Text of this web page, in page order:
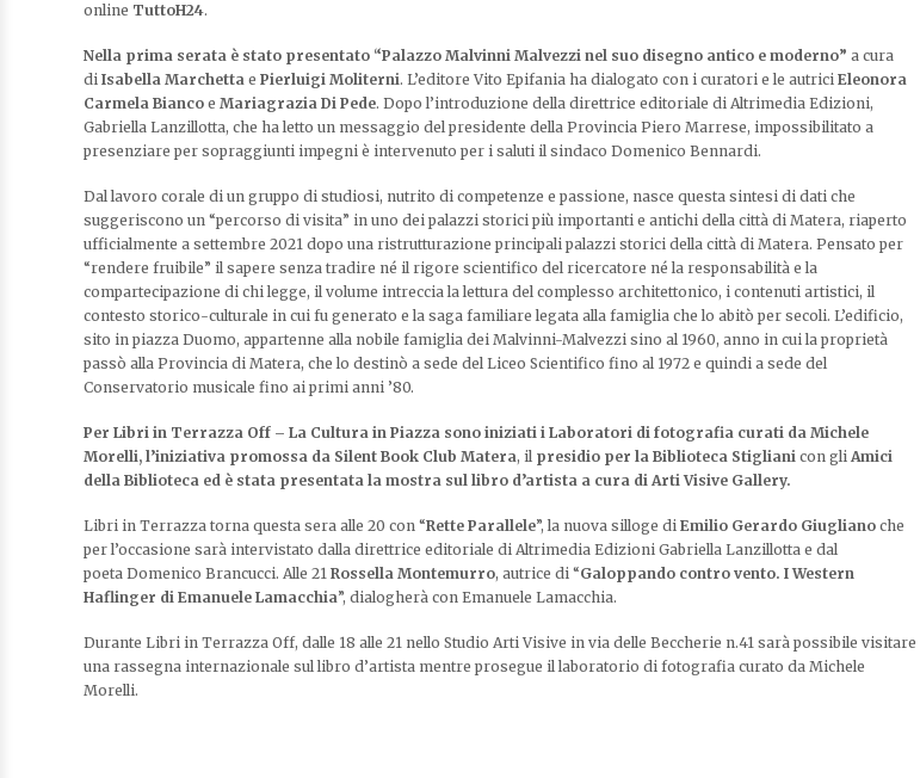
online TuttoH24.
Nella prima serata è stato presentato “Palazzo Malvinni Malvezzi nel suo disegno antico e moderno” a cura
di Isabella Marchetta e Pierluigi Moliterni. L’editore Vito Epifania ha dialogato con i curatori e le autrici Eleonora
Carmela Bianco e Mariagrazia Di Pede. Dopo l’introduzione della direttrice editoriale di Altrimedia Edizioni,
Gabriella Lanzillotta, che ha letto un messaggio del presidente della Provincia Piero Marrese, impossibilitato a
presenziare per sopraggiunti impegni è intervenuto per i saluti il sindaco Domenico Bennardi.
Dal lavoro corale di un gruppo di studiosi, nutrito di competenze e passione, nasce questa sintesi di dati che
suggeriscono un “percorso di visita” in uno dei palazzi storici più importanti e antichi della città di Matera, riaperto
ufficialmente a settembre 2021 dopo una ristrutturazione principali palazzi storici della città di Matera. Pensato per
“rendere fruibile” il sapere senza tradire né il rigore scientifico del ricercatore né la responsabilità e la
compartecipazione di chi legge, il volume intreccia la lettura del complesso architettonico, i contenuti artistici, il
contesto storico-culturale in cui fu generato e la saga familiare legata alla famiglia che lo abitò per secoli. L’edificio,
sito in piazza Duomo, appartenne alla nobile famiglia dei Malvinni-Malvezzi sino al 1960, anno in cui la proprietà
passò alla Provincia di Matera, che lo destinò a sede del Liceo Scientifico fino al 1972 e quindi a sede del
Conservatorio musicale fino ai primi anni ’80.
Per Libri in Terrazza Off – La Cultura in Piazza sono iniziati i Laboratori di fotografia curati da Michele
Morelli, l’iniziativa promossa da Silent Book Club Matera, il presidio per la Biblioteca Stigliani con gli Amici
della Biblioteca ed è stata presentata la mostra sul libro d’artista a cura di Arti Visive Gallery.
Libri in Terrazza torna questa sera alle 20 con “Rette Parallele”, la nuova silloge di Emilio Gerardo Giugliano che
per l’occasione sarà intervistato dalla direttrice editoriale di Altrimedia Edizioni Gabriella Lanzillotta e dal
poeta Domenico Brancucci. Alle 21 Rossella Montemurro, autrice di “Galoppando contro vento. I Western
Haflinger di Emanuele Lamacchia”, dialogherà con Emanuele Lamacchia.
Durante Libri in Terrazza Off, dalle 18 alle 21 nello Studio Arti Visive in via delle Beccherie n.41 sarà possibile visitare
una rassegna internazionale sul libro d’artista mentre prosegue il laboratorio di fotografia curato da Michele
Morelli.